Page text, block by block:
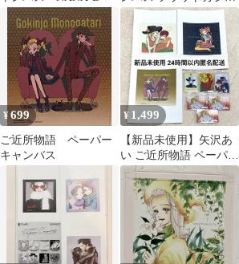
ポン 天使なんかじゃな
いB
¥699
ご近所物語 ペーパー
キャンバス
¥ 1,499
【新品未使用】矢沢あ
い ご近所物語 ペーパー
キャンバス メタリック
プラカード